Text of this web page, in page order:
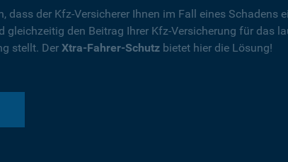
dass der Kfz-Versicherer Ihnen im Fall eines Schadens
gleichzeitig den Beitrag Ihrer Kfz-Versicherung für das
stellt. Der Xtra-Fahrer-Schutz bietet hier die Lösung!